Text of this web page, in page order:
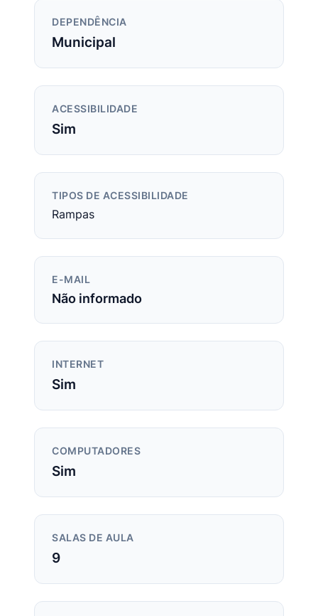
DEPENDÊNCIA
Municipal
ACESSIBILIDADE
Sim
TIPOS DE ACESSIBILIDADE
Rampas
E-MAIL
Não informado
INTERNET
Sim
COMPUTADORES
Sim
SALAS DE AULA
9